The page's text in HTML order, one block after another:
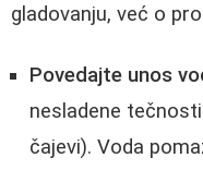
gladovanju, već o
Povedajte unos
nesladene
čajevi). Voda